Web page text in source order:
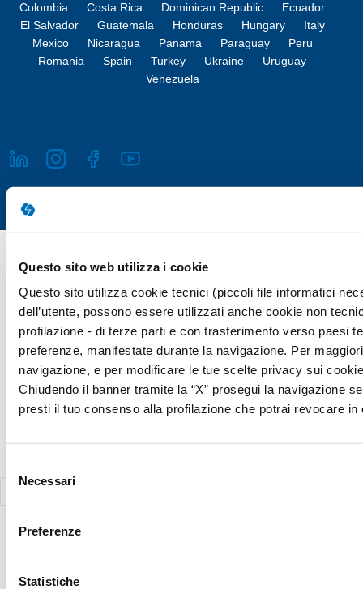
Questo sito web utilizza i cookie
Questo sito utilizza cookie tecnici (piccoli file informatici
dell’utente, possono essere utilizzati anche cookie non
profilazione - di terze parti e con trasferimento verso paesi
preferenze, manifestate durante la navigazione. Per
navigazione, e per modificare le tue scelte privacy sui
Chiudendo il banner tramite la “X” prosegui la navigazione
presti il tuo consenso alla profilazione che potrai revocare
delNecessari
Preferenze
Statistiche
Colombia
Costa Rica Dominican Republic
Ecuador
El Salvador
Guatemala Honduras Hungary
Italy
Mexico
Nicaragua Panama Paraguay
Peru
Romania
Spain Turkey Ukraine
Uruguay
Venezuela
Copyright © 2026 Giunti Psychometrics Italia S.r.l. | P.IVA 07367670481
coordinamento di Holding Daniel S.r.l., tutti i diritti riservati
Responsabile della Protezione dei Dati (Art. 37 del REG UE 2016/679)
Avv. Victoria Parise privacy@giuntipsy.com